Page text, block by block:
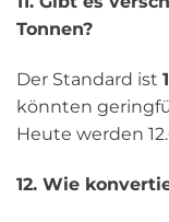
Tonnen?
Der Standard ist
könnten
Heute werden
12. Wie